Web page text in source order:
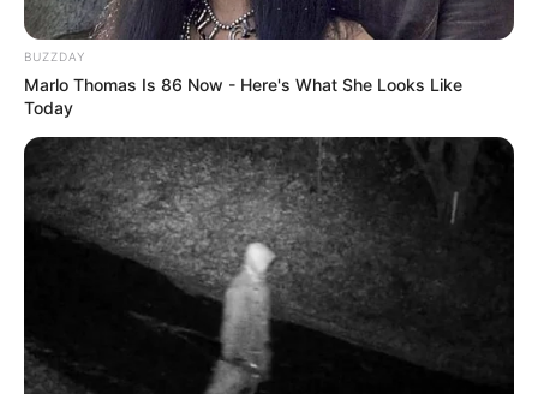
BUZZDAY
Marlo Thomas Is 86 Now - Here's What She Looks Like
Today